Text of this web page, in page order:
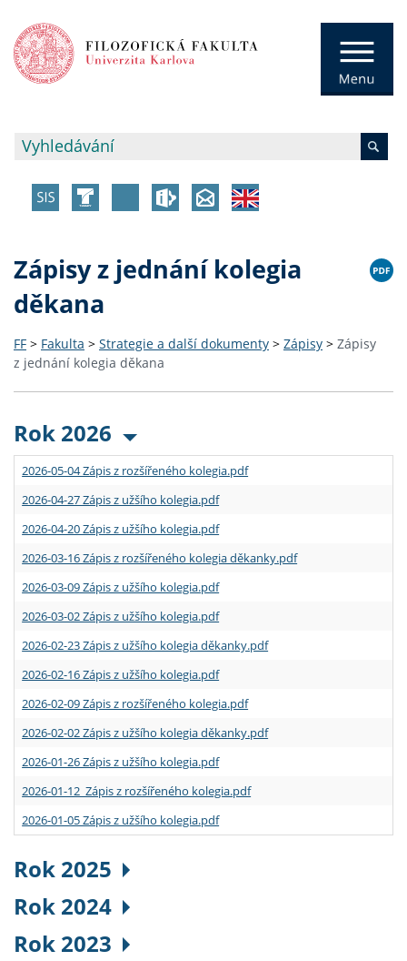
Zápisy z jednání kolegia
děkana
FF > Fakulta > Strategie a další dokumenty > Zápisy > Zápisy
z jednání kolegia děkana
Rok 2026
2026-05-04 Zápis z rozšířeného kolegia.pdf
2026-04-27 Zápis z užšího kolegia.pdf
2026-04-20 Zápis z užšího kolegia.pdf
2026-03-16 Zápis z rozšířeného kolegia děkanky.pdf
2026-03-09 Zápis z užšího kolegia.pdf
2026-03-02 Zápis z užšího kolegia.pdf
2026-02-23 Zápis z užšího kolegia děkanky.pdf
2026-02-16 Zápis z užšího kolegia.pdf
2026-02-09 Zápis z rozšířeného kolegia.pdf
2026-02-02 Zápis z užšího kolegia děkanky.pdf
2026-01-26 Zápis z užšího kolegia.pdf
2026-01-12 Zápis z rozšířeného kolegia.pdf
2026-01-05 Zápis z užšího kolegia.pdf
Rok 2025
Rok 2024
Rok 2023